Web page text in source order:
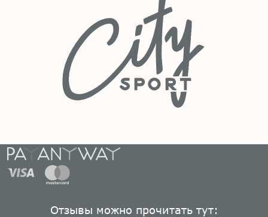
Отзывы можно прочитать тут: